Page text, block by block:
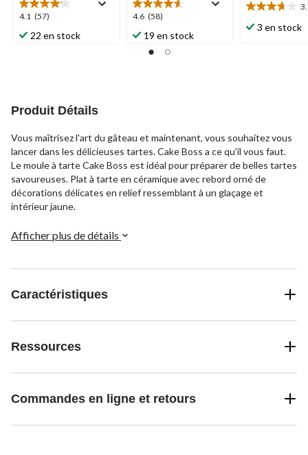
4.1 (57)
4.1
étoile(s)
sur
22 en stock
4.6 (58)
4.6
étoile(s)
sur
19 en stock
3.7
étoile(s)
3 en stock
Produit Détails
Vous maîtrisez l'art du gâteau et maintenant, vous souhaitez vous
lancer dans les délicieuses tartes. Cake Boss a ce qu'il vous faut.
Le moule à tarte Cake Boss est idéal pour préparer de belles tartes
savoureuses. Plat à tarte en céramique avec rebord orné de
décorations délicates en relief ressemblant à un glaçage et
intérieur jaune.
Afficher plus de détails
Caractéristiques
Ressources
Commandes en ligne et retours